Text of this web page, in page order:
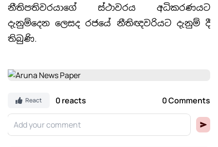
නීතිපතිවරයාගේ ස්ථාවරය අධිකරණයට
දැනුම්දෙන ලෙසද රජයේ නීතිඥවරියට දැනුම් දී
තිබුණි.
React 0 reacts 0 Comments